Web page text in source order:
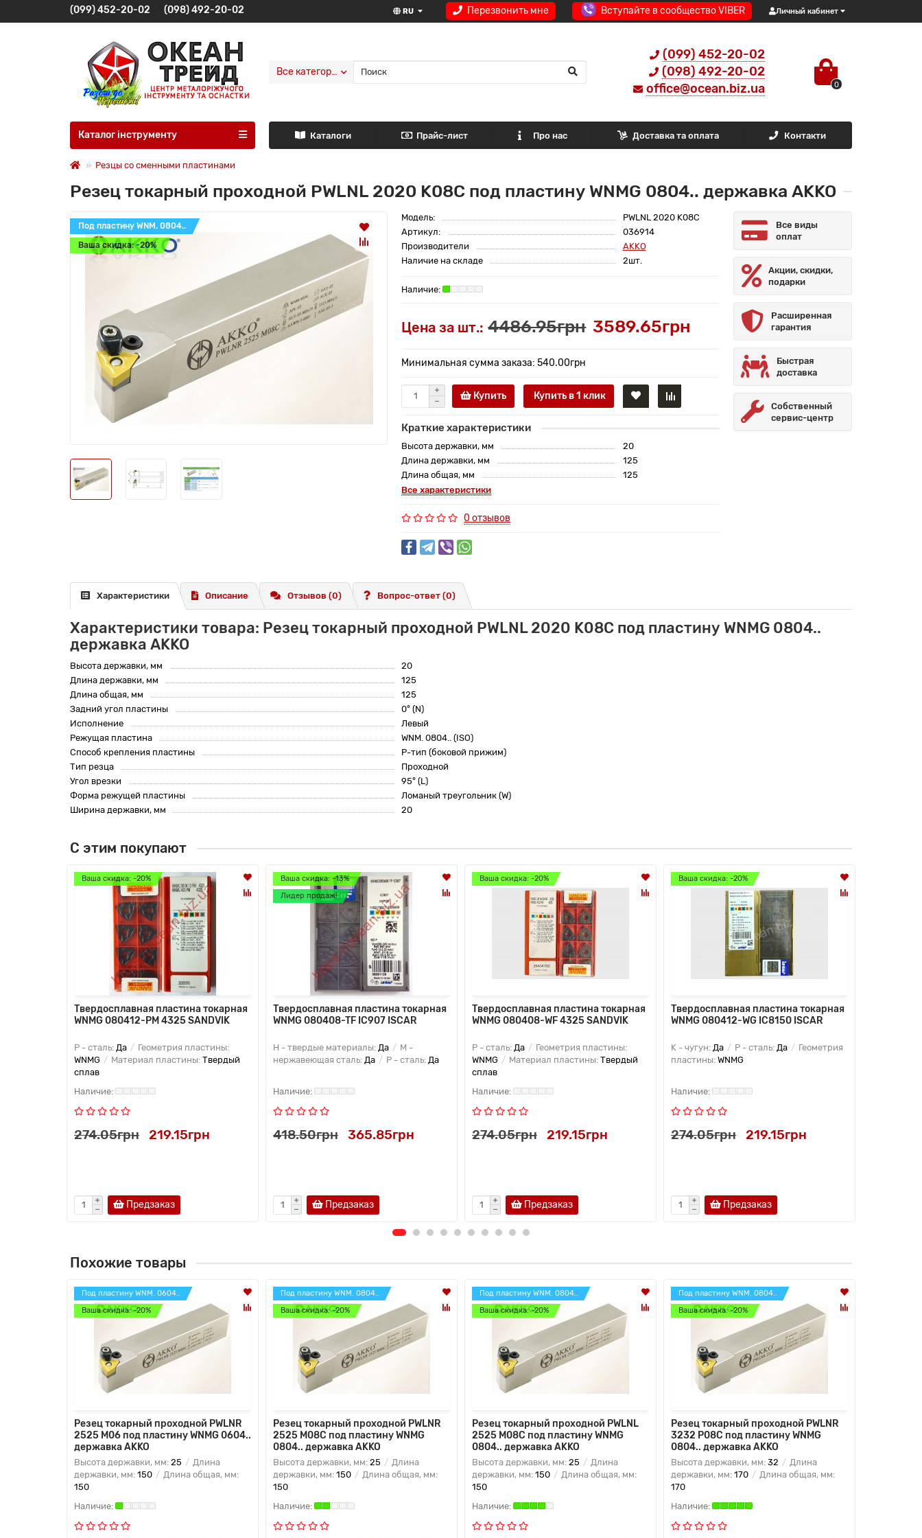
Перезвонить мне Вступайте в сообщество VIBER Личный кабинет
RU
(099) 452-20-02 (098) 492-20-02
(099) 452-20-02
(098) 492-20-02
office@ocean.biz.ua
0
Все категории
Каталог інструменту Каталоги Прайс-лист Про нас Доставка та оплата Контакти
Резцы со сменными пластинами
Резец токарный проходной PWLNL 2020 K08C под пластину WNMG 0804.. державка AKKO
Под пластину WNM. 0804..
Ваша скидка: -20%
Модель:
PWLNL 2020 K08C
Артикул:
036914
Производители
AKKO
Наличие на складе
2шт.
Цена за шт.: 4486.95грн 3589.65грн
Минимальная сумма заказа: 540.00грн
Купить Купить в 1 клик
Краткие характеристики
Высота державки, мм
20
Длина державки, мм
125
Длина общая, мм
125
Все характеристики
0 отзывов
Все виды
оплат
Акции, скидки,
подарки
Расширенная
гарантия
Быстрая
доставка
Собственный
сервис-центр
Характеристики Описание Отзывов (0) Вопрос-ответ (0)
Характеристики товара: Резец токарный проходной PWLNL 2020 K08C под пластину WNMG 0804..
державка AKKO
Высота державки, мм
20
Длина державки, мм
125
Длина общая, мм
125
Задний угол пластины
0° (N)
Исполнение
Левый
Режущая пластина
WNM. 0804.. (ISO)
Способ крепления пластины
P-тип (боковой прижим)
Тип резца
Проходной
Угол врезки
95° (L)
Форма режущей пластины
Ломаный треугольник (W)
Ширина державки, мм
20
С этим покупают
Ваша скидка: -20%
Твердосплавная пластина токарная
WNMG 080412-PM 4325 SANDVIK
P - сталь: Да
Геометрия пластины:
WNMG
Материал пластины: Твердый
сплав
274.05грн 219.15грн
Предзаказ
Ваша скидка: -13%
Лидер продаж!
Твердосплавная пластина токарная
WNMG 080408-TF IC907 ISCAR
H - твердые материалы: Да
M -
нержавеющая сталь: Да P - сталь: Да
418.50грн 365.85грн
Предзаказ
Ваша скидка: -20%
Твердосплавная пластина токарная
WNMG 080408-WF 4325 SANDVIK
P - сталь: Да
Геометрия пластины:
WNMG
Материал пластины: Твердый
сплав
274.05грн 219.15грн
Предзаказ
Ваша скидка: -20%
Твердосплавная пластина токарная
WNMG 080412-WG IC8150 ISCAR
K - чугун: Да P - сталь: Да
Геометрия
пластины: WNMG
274.05грн 219.15грн
Предзаказ
Похожие товары
Под пластину WNM. 0604..
Ваша скидка: -20%
Резец токарный проходной PWLNR
2525 M06 под пластину WNMG 0604..
державка AKKO
Высота державки, мм: 25
Длина
державки, мм: 150
Длина общая, мм:
150
Под пластину WNM. 0804..
Ваша скидка: -20%
Резец токарный проходной PWLNR
2525 M08C под пластину WNMG
0804.. державка AKKO
Высота державки, мм: 25
Длина
державки, мм: 150
Длина общая, мм:
150
Под пластину WNM. 0804..
Ваша скидка: -20%
Резец токарный проходной PWLNL
2525 M08C под пластину WNMG
0804.. державка AKKO
Высота державки, мм: 25
Длина
державки, мм: 150
Длина общая, мм:
150
Под пластину WNM. 0804..
Ваша скидка: -20%
Резец токарный проходной PWLNR
3232 P08C под пластину WNMG
0804.. державка AKKO
Высота державки, мм: 32
Длина
державки, мм: 170
Длина общая, мм:
170